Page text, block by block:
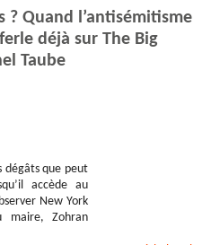
? Quand l’antisémitisme
déjà sur The Big
Taube
dégâts que peut
accède au
New York
maire, Zohran